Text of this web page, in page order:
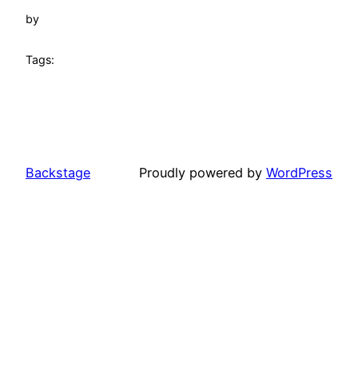
by
Tags:
Backstage Proudly powered by WordPress